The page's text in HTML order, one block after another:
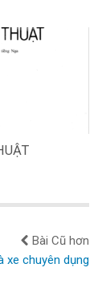
Bài Cũ hơn
xe chuyên dụng